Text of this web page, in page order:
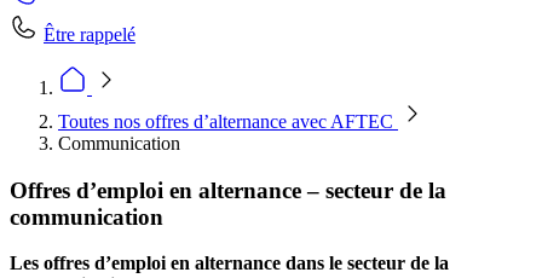
Être rappelé
Toutes nos offres d’alternance avec AFTEC
Communication
Offres d’emploi en alternance – secteur de la
communication
Les offres d’emploi en alternance dans le secteur de la